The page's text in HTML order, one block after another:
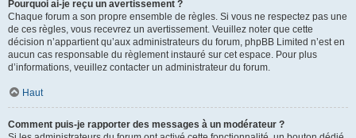
Pourquoi ai-je reçu un avertissement ?
Chaque forum a son propre ensemble de règles. Si vous ne respectez pas une
de ces règles, vous recevrez un avertissement. Veuillez noter que cette
décision n’appartient qu’aux administrateurs du forum, phpBB Limited n’est en
aucun cas responsable du règlement instauré sur cet espace. Pour plus
d’informations, veuillez contacter un administrateur du forum.
Haut
Comment puis-je rapporter des messages à un modérateur ?